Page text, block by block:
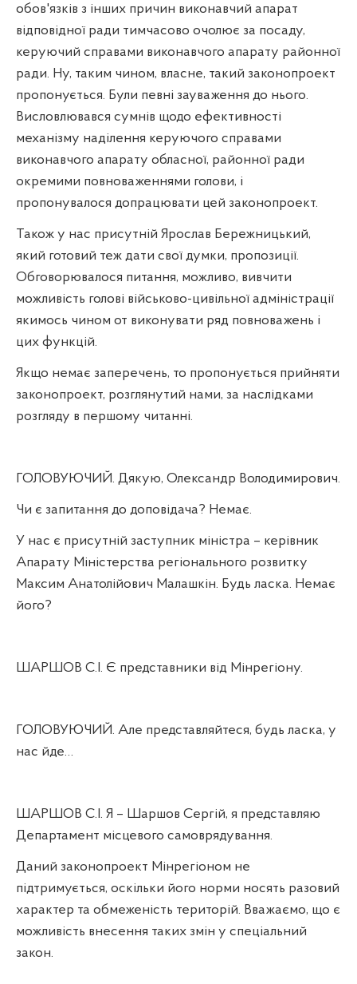
обов'язків з інших причин виконавчий апарат
відповідної ради тимчасово очолює за посаду,
керуючий справами виконавчого апарату районної
ради. Ну, таким чином, власне, такий законопроект
пропонується. Були певні зауваження до нього.
Висловлювався сумнів щодо ефективності
механізму наділення керуючого справами
виконавчого апарату обласної, районної ради
окремими повноваженнями голови, і
пропонувалося допрацювати цей законопроект.
Також у нас присутній Ярослав Бережницький,
який готовий теж дати свої думки, пропозиції.
Обговорювалося питання, можливо, вивчити
можливість голові військово-цивільної адміністрації
якимось чином от виконувати ряд повноважень і
цих функцій.
Якщо немає заперечень, то пропонується прийняти
законопроект, розглянутий нами, за наслідками
розгляду в першому читанні.
ГОЛОВУЮЧИЙ. Дякую, Олександр Володимирович.
Чи є запитання до доповідача? Немає.
У нас є присутній заступник міністра – керівник
Апарату Міністерства регіонального розвитку
Максим Анатолійович Малашкін. Будь ласка. Немає
його?
ШАРШОВ С.І. Є представники від Мінрегіону.
ГОЛОВУЮЧИЙ. Але представляйтеся, будь ласка, у
нас йде…
ШАРШОВ С.І. Я – Шаршов Сергій, я представляю
Департамент місцевого самоврядування.
Даний законопроект Мінрегіоном не
підтримується, оскільки його норми носять разовий
характер та обмеженість територій. Вважаємо, що є
можливість внесення таких змін у спеціальний
закон.